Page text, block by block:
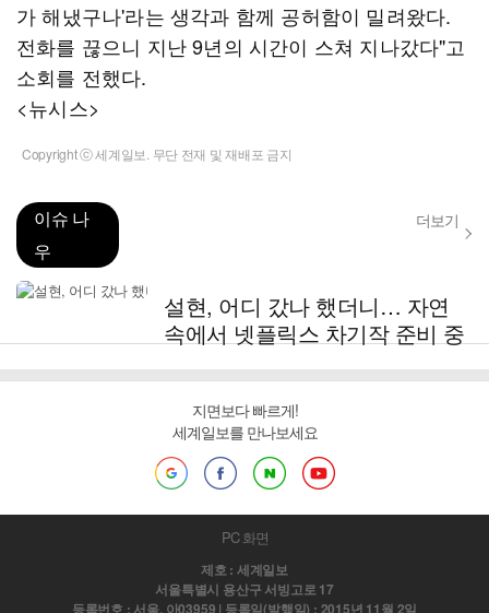
가 해냈구나'라는 생각과 함께 공허함이 밀려왔다.
전화를 끊으니 지난 9년의 시간이 스쳐 지나갔다"고
소회를 전했다.
<뉴시스>
Copyright ⓒ 세계일보. 무단 전재 및 재배포 금지
이슈 나
우
더보기
설현, 어디 갔나 했더니… 자연
속에서 넷플릭스 차기작 준비 중
지면보다 빠르게!
세계일보를 만나보세요
PC 화면
제호 : 세계일보
서울특별시 용산구 서빙고로 17
등록번호 : 서울, 아03959 | 등록일(발행일) : 2015년 11월 2일